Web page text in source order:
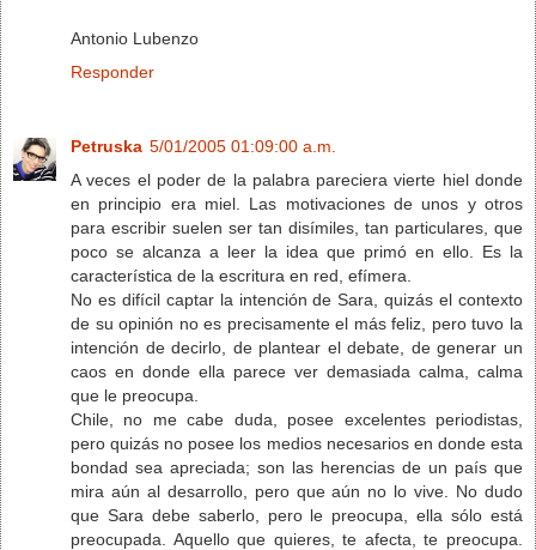
Antonio Lubenzo
Responder
Petruska 5/01/2005 01:09:00 a.m.
A veces el poder de la palabra pareciera vierte hiel donde
en principio era miel. Las motivaciones de unos y otros
para escribir suelen ser tan disímiles, tan particulares, que
poco se alcanza a leer la idea que primó en ello. Es la
característica de la escritura en red, efímera.
No es difícil captar la intención de Sara, quizás el contexto
de su opinión no es precisamente el más feliz, pero tuvo la
intención de decirlo, de plantear el debate, de generar un
caos en donde ella parece ver demasiada calma, calma
que le preocupa.
Chile, no me cabe duda, posee excelentes periodistas,
pero quizás no posee los medios necesarios en donde esta
bondad sea apreciada; son las herencias de un país que
mira aún al desarrollo, pero que aún no lo vive. No dudo
que Sara debe saberlo, pero le preocupa, ella sólo está
preocupada. Aquello que quieres, te afecta, te preocupa.